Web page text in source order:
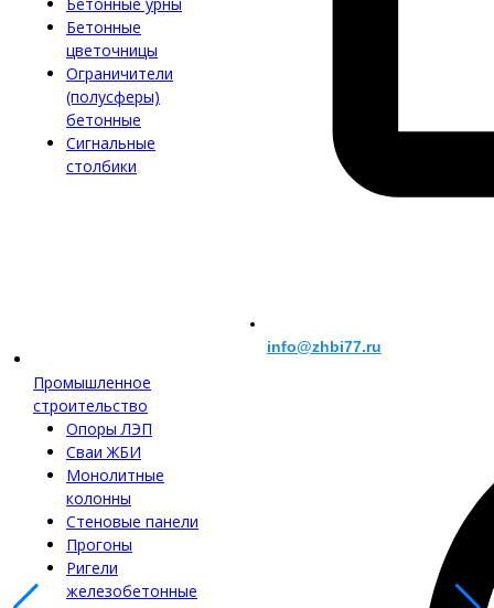
Бетонные
цветочницы
Ограничители
(полусферы)
бетонные
Сигнальные
столбики
Промышленное
строительство
Опоры ЛЭП
Сваи ЖБИ
Монолитные
колонны
Стеновые панели
Прогоны
Ригели
железобетонные
info@zhbi77.ru